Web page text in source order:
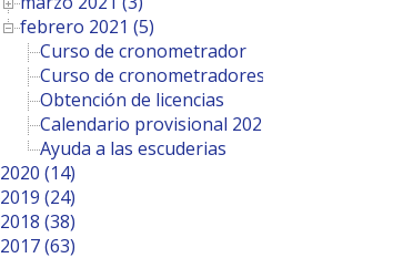
febrero 2021 (5)
Curso de cronometrador
Curso de cronometradores
Obtención de licencias
Calendario provisional 2021
Ayuda a las escuderias
2020 (14)
2019 (24)
2018 (38)
2017 (63)